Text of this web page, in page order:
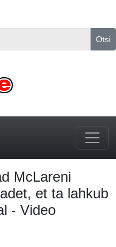
Otsi
McLareni
et ta lahkub
- Video